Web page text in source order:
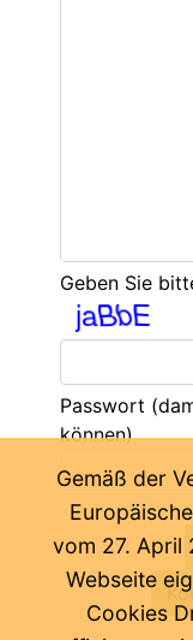
Geben Sie
Passwort
können)
Gemäß der
vom 27. April
Webseite
Cookies